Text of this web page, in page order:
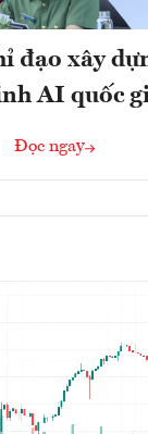
đạo xây
AI quốc
Đọc ngay